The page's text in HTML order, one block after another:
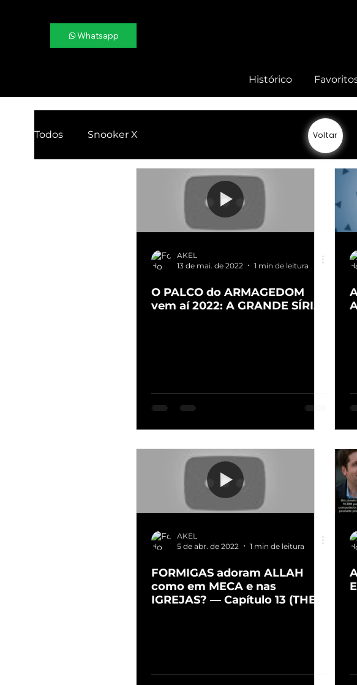
Whatsapp
Histórico
Todos Snooker X
AKEL
13 de mai. de 2022
1 min de leitura
O PALCO do ARMAGEDOM
vem aí 2022: A GRANDE SÍRIA!
AKEL
5 de abr. de 2022
1 min de leitura
FORMIGAS adoram ALLAH
como em MECA e nas
IGREJAS? — Capítulo 13 (THE
Voltar